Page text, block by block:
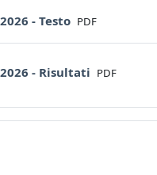
- Testo File
PDF
- Risultati File
PDF